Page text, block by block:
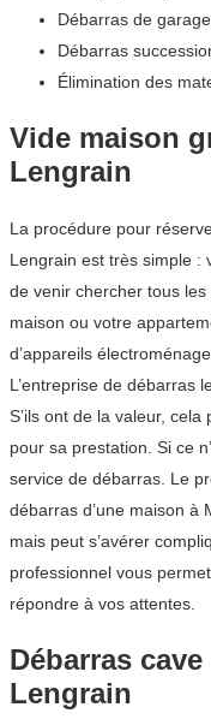
Débarras de garage
Débarras
Élimination des
Vide maison
Lengrain
La procédure pour
Lengrain est très simple :
de venir chercher tous
maison ou votre
d’appareils
L’entreprise de débarras
S’ils ont de la valeur,
pour sa prestation. Si ce
service de débarras. Le
débarras d’une maison à
mais peut s’avérer
professionnel vous
répondre à vos attentes.
Débarras
Lengrain